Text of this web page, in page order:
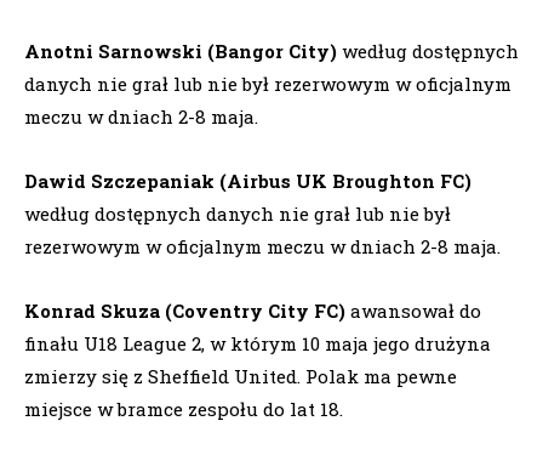
Anotni Sarnowski (Bangor City) według dostępnych
danych nie grał lub nie był rezerwowym w oficjalnym
meczu w dniach 2-8 maja.
Dawid Szczepaniak (Airbus UK Broughton FC)
według dostępnych danych nie grał lub nie był
rezerwowym w oficjalnym meczu w dniach 2-8 maja.
Konrad Skuza (Coventry City FC) awansował do
finału U18 League 2, w którym 10 maja jego drużyna
zmierzy się z Sheffield United. Polak ma pewne
miejsce w bramce zespołu do lat 18.